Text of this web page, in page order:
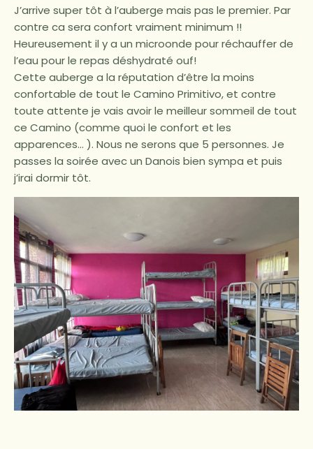
J’arrive super tôt à l’auberge mais pas le premier. Par
contre ca sera confort vraiment minimum !!
Heureusement il y a un microonde pour réchauffer de
l’eau pour le repas déshydraté ouf!
Cette auberge a la réputation d’être la moins
confortable de tout le Camino Primitivo, et contre
toute attente je vais avoir le meilleur sommeil de tout
ce Camino (comme quoi le confort et les
apparences… ). Nous ne serons que 5 personnes. Je
passes la soirée avec un Danois bien sympa et puis
j’irai dormir tôt.